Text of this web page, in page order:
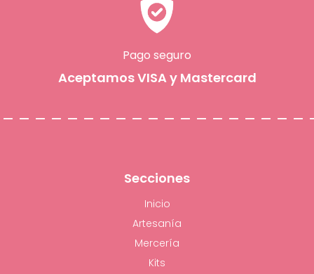
Pago seguro
Aceptamos VISA y Mastercard
Secciones
Inicio
Artesanía
Mercería
Kits